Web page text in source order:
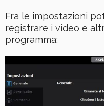
Fra le impostazioni
registrare i video e
programma: